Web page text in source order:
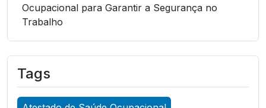
Ocupacional para Garantir a Segurança no
Trabalho
A Importância do Atestado de Saúde
Ocupacional para Garantir a Segurança no
Trabalho
A Importância do Atestado de Saúde
Tags